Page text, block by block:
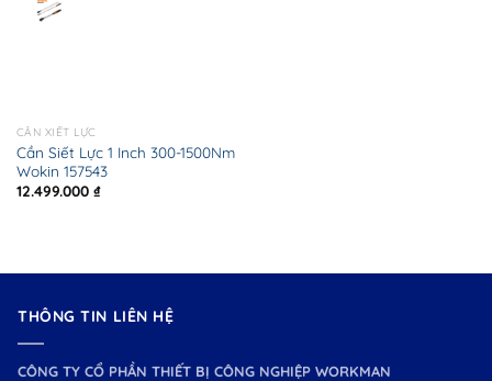
CẦN XIẾT LỰC
Cần Siết Lực 1 Inch 300-1500Nm
Wokin 157543
12.499.000 ₫
THÔNG TIN LIÊN HỆ
CÔNG TY CỔ PHẦN THIẾT BỊ CÔNG NGHIỆP WORKMAN